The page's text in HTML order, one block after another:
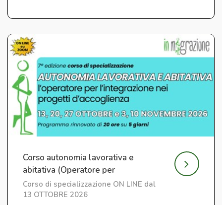
Corso autonomia lavorativa e
abitativa (Operatore per
l'Integrazione) ed. 7
Corso di specializzazione ON LINE dal
13 OTTOBRE 2026